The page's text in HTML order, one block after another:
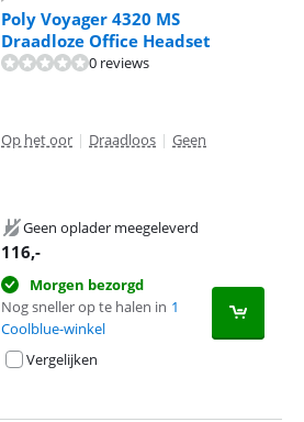
Poly Voyager 4320 MS
Draadloze Office Headset
0 reviews
Op het oor | Draadloos | Geen
Geen oplader meegeleverd
116,-
Morgen bezorgd
Nog sneller op te halen in 1
Coolblue-winkel
Vergelijken